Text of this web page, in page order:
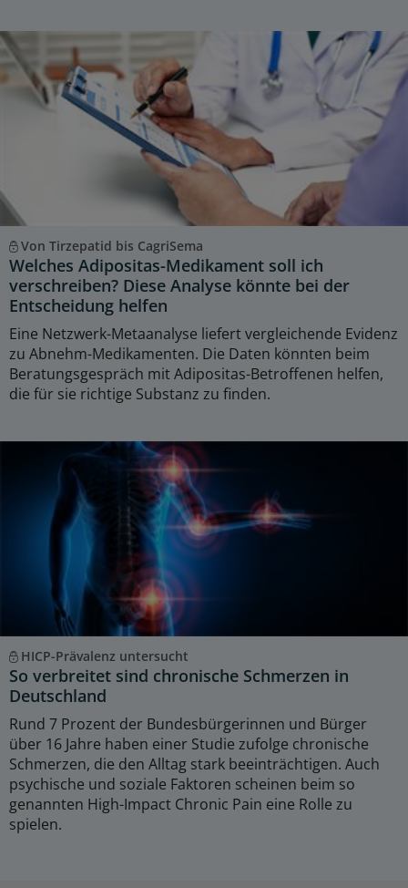
Von Tirzepatid bis CagriSema
Welches Adipositas-Medikament soll ich
verschreiben? Diese Analyse könnte bei der
Entscheidung helfen
Eine Netzwerk-Metaanalyse liefert vergleichende Evidenz
zu Abnehm-Medikamenten. Die Daten könnten beim
Beratungsgespräch mit Adipositas-Betroffenen helfen,
die für sie richtige Substanz zu finden.
HICP-Prävalenz untersucht
So verbreitet sind chronische Schmerzen in
Deutschland
Rund 7 Prozent der Bundesbürgerinnen und Bürger
über 16 Jahre haben einer Studie zufolge chronische
Schmerzen, die den Alltag stark beeinträchtigen. Auch
psychische und soziale Faktoren scheinen beim so
genannten High-Impact Chronic Pain eine Rolle zu
spielen.